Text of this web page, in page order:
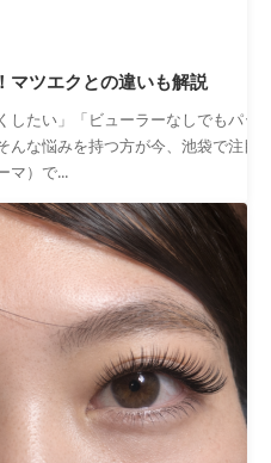
マツエクとの違いも解説
したい」「ビューラーなしでもパッ
な悩みを持つ方が今、池袋で注目
マ）で...